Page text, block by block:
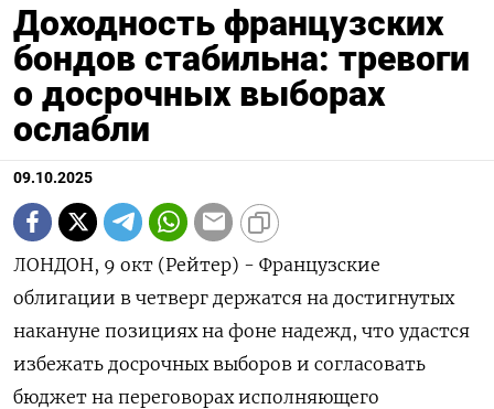
Доходность французских
бондов стабильна: тревоги
о досрочных выборах
ослабли
09.10.2025
ЛОНДОН, 9 окт (Рейтер) - Французские
облигации в четверг держатся на достигнутых
накануне позициях на фоне надежд, что удастся
избежать досрочных выборов и согласовать
бюджет на переговорах исполняющего